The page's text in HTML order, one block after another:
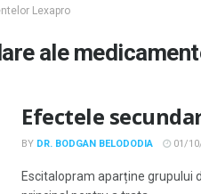
Lexapro
ale
Efectele
BY DR. BODGAN BELODODIA 01/
Escitalopram aparține grupului